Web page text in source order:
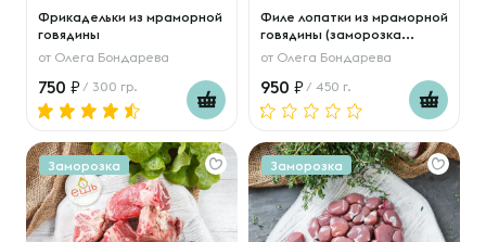
Фрикадельки из мраморной
говядины
от Олега Бондарева
750 / 300 гр.
Филе лопатки из мраморной
говядины (заморозка...
от Олега Бондарева
950 / 450 г.
Заморозка Заморозка